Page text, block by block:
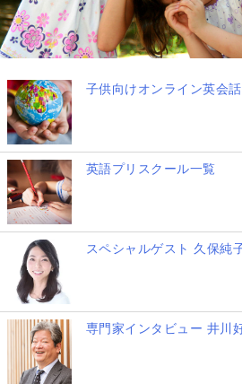
子供向けオンライン英会話
英語プリスクール一覧
スペシャルゲスト 久保純
専門家インタビュー 井川